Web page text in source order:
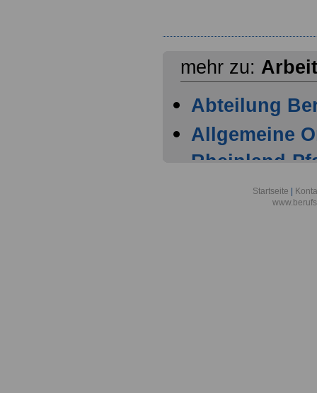
mehr zu:
Abteilung
Allgemeine
Rheinland-
Eisenberg
Startseite